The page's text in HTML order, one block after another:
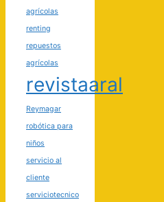
agrícolas
renting
repuestos
agrícolas
revistaaral
Reymagar
robótica para
niños
servicio al
cliente
serviciotecnico